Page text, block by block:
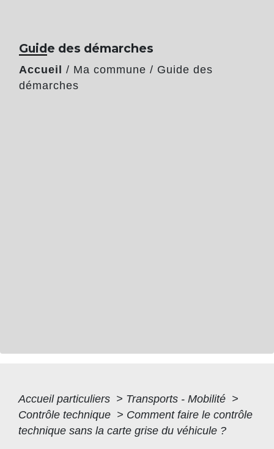
Guide des démarches
Accueil / Ma commune / Guide des
démarches
Accueil particuliers > Transports - Mobilité >
Contrôle technique > Comment faire le contrôle
technique sans la carte grise du véhicule ?